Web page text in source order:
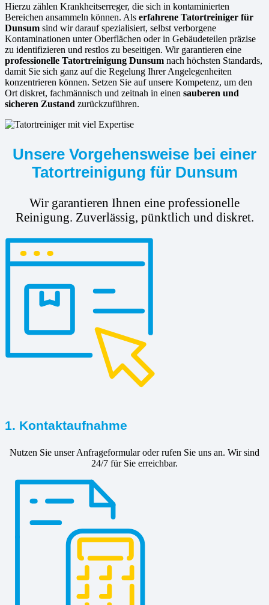
Hierzu zählen Krankheitserreger, die sich in kontaminierten
Bereichen ansammeln können. Als erfahrene Tatortreiniger für
Dunsum sind wir darauf spezialisiert, selbst verborgene
Kontaminationen unter Oberflächen oder in Gebäudeteilen präzise
zu identifizieren und restlos zu beseitigen. Wir garantieren eine
professionelle Tatortreinigung Dunsum nach höchsten Standards,
damit Sie sich ganz auf die Regelung Ihrer Angelegenheiten
konzentrieren können. Setzen Sie auf unsere Kompetenz, um den
Ort diskret, fachmännisch und zeitnah in einen sauberen und
sicheren Zustand zurückzuführen.
Unsere Vorgehensweise bei einer
Tatortreinigung für Dunsum
Wir garantieren Ihnen eine professionelle
Reinigung. Zuverlässig, pünktlich und diskret.
1. Kontaktaufnahme
Nutzen Sie unser Anfrageformular oder rufen Sie uns an. Wir sind
24/7 für Sie erreichbar.